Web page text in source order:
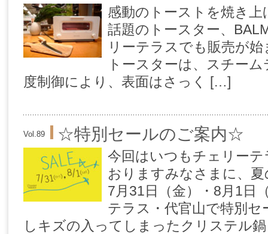
感動のトーストを焼き
話題のトースター、
リーテラスでも販売が
トースターは、スチー
度制御により、表面はさっく […]
Vol.89 ☆特別セールのご案内☆
今回はいつもチェリー
おりますみなさまに、
7月31日（金）・8月1日
テラス・代官山で特別
しキズの入ってしまったクリステル